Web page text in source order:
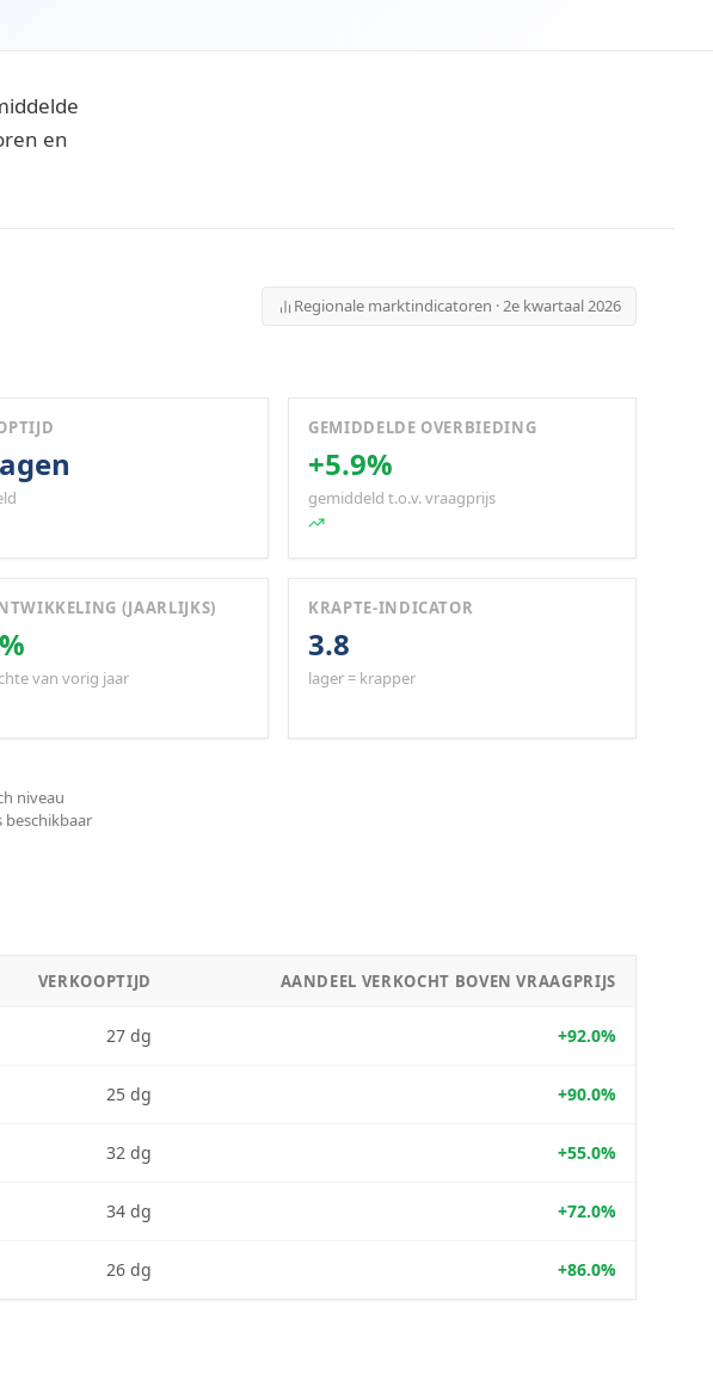
en
Regionale marktindicatoren · 2e kwartaal 2026
GEMIDDELDE OVERBIEDING
+5.9%
gemiddeld t.o.v. vraagprijs
(JAARLIJKS)
van vorig jaar
KRAPTE-INDICATOR
3.8
lager = krapper
niveau
beschikbaar
VERKOOPTIJD AANDEEL VERKOCHT BOVEN VRAAGPRIJS
27 dg +92.0%
25 dg +90.0%
32 dg +55.0%
34 dg +72.0%
26 dg +86.0%